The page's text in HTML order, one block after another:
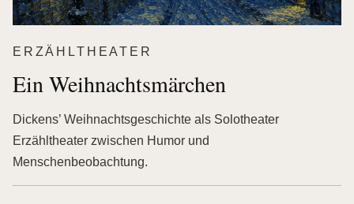
ERZÄHLTHEATER
Ein Weihnachtsmärchen
Dickens’ Weihnachtsgeschichte als Solotheater
Erzähltheater zwischen Humor und
Menschenbeobachtung.